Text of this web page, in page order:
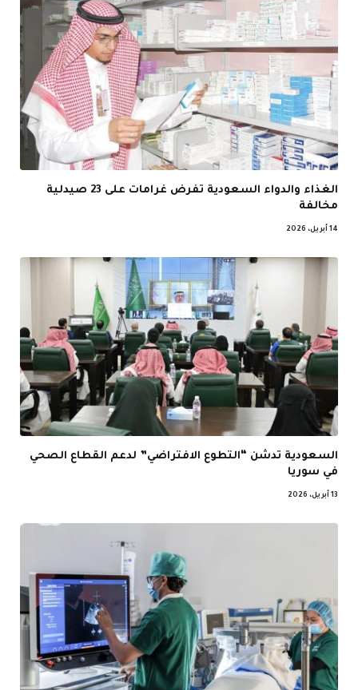
الغذاء والدواء السعودية تفرض غرامات على 23 صيدلية
مخالفة
14 أبريل، 2026
السعودية تدشن “التطوع الافتراضي” لدعم القطاع الصحي
في سوريا
13 أبريل، 2026